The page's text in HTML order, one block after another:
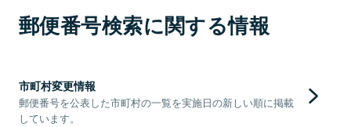
郵便番号検索に関する情報
市町村変更情報
郵便番号を公表した市町村の一覧を実施日の新しい順に掲載
しています。